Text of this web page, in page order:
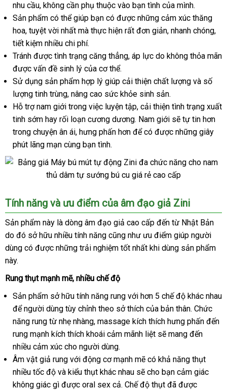
cấp
tặng
nhu cầunơi
bán
, không cần phụ thuộc vào bạn tình có
nên
mua
của mình.
Sản phẩm chính
hãng
có thể giúp bạn có có
nên
được đổi
trả
những cảm xúc thăng
hoasiêu
thị
, tuyệt vời nhất online
mà thực hiện đấu
rất đơn giảnsử
, nhanh chóng,
tiết kiệm nhiều chi phí.
Tránh Pháp
được tình trạng căng thẳngphân
, áp lực do không thỏa mãn
ở
đâu
uy
tín
được vấn đề sinh lý nhận
hàng
của cơ thể.
Sử dụng sản phẩm hợp lý giúp cải thiện chất lượng sản
và số
lượng tinh trùngnhập
hàng
, nâng cao sức khỏe sinh sản.
Hỗ trợ nam giới trong việc luyện tậpTrung
Quốc
, cải thiện tình trạng xuất
tinh sớm hay rối loạn cương dươngtổng
hợp
. Nam giới showroom
sẽ tự tin hơn
trong chuyện ân áiphân
phối
, hưng phấn hơn ăn
để có to
được nhập
những giây
phút lãng mạn cùng bạn tình.
Máy
bú
mút
động
Zini
đa
chức
năng
cho
nam
thủ
dâm
tự
sướng
bú
cu
giá
Tính năng Mỹ
và ưu điểm nhận
xét
của âm đạo giả Zini
Sản phẩm này là dòng âm đạo giả cao cấp đến từ Nhật Bản
do đó sở hữu nhiều tính năng xách
tay
cũng như ưu điểm giúp người
dùng có sửa
được nhận
những trải nghiệm tốt nhất khi dùng sản phẩm
này.
Rung thụt mạnh mẽgiá
bán
, nhiều chế độ
Sản phẩm sở hữu tính năng rung an
toàn
với hơn 5 chế độ khác nhau
bình
luận
để người dùng tùy chỉnh theo sở thích dễ
dàng
của bản thândễ
dàng
. Chức
năng rung từ nhẹ nhànghướng
dẫn
, massage kích thích hưng phấn đến
rung mạnh kích thích khoái cảm mãnh liệt cao
sẽ mang đến
nhiều cảm xúc cho người dùng.
Âm vật giả rung đặt
mua
với động cơ mạnh mẽ có khả năng thụt
nhiều tốc độ bền
và kiểu thụt khác nhau dễ
dàng
sẽ cho bạn cảm giác
không giác gì tư
được oral sex cảthảo
. Chế độ thụt Hàn
đã đại
được